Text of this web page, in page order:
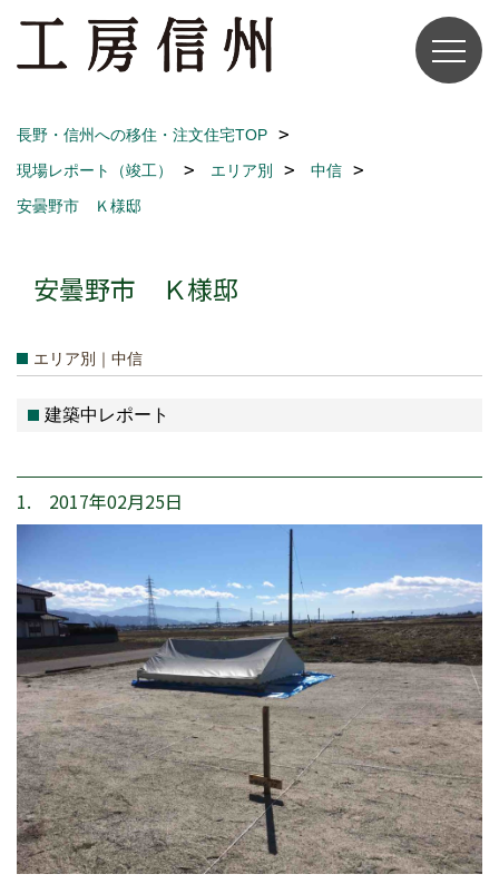
長野・信州への移住・注文住宅TOP
現場レポート（竣工）
エリア別
中信
安曇野市 Ｋ様邸
安曇野市 Ｋ様邸
エリア別｜中信
建築中レポート
1. 2017年02月25日